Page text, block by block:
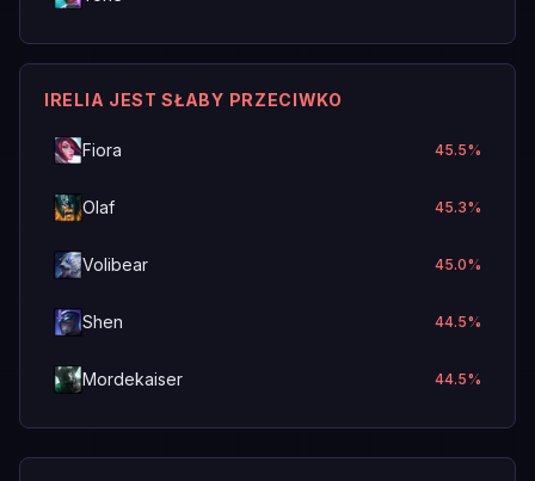
IRELIA JEST SŁABY PRZECIWKO
Fiora 45.5%
Olaf 45.3%
Volibear 45.0%
Shen 44.5%
Mordekaiser 44.5%